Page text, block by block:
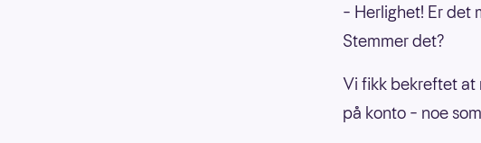
– Herlighet! Er det
Stemmer det?
Vi fikk bekreftet at
på konto – noe